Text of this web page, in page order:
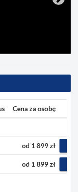
Cena za osobę
od 1 899 zł
od 1 899 zł